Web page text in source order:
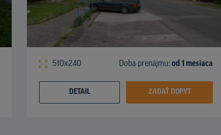
510x240 Doba prenájmu: od 1 mesiaca
DETAIL ZADAŤ DOPYT